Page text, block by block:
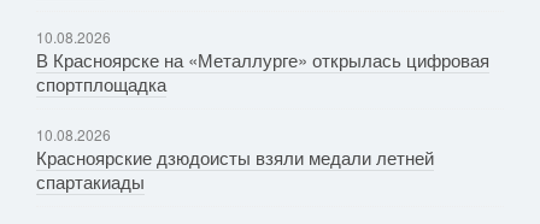
10.08.2026
В Красноярске на «Металлурге» открылась цифровая
спортплощадка
10.08.2026
Красноярские дзюдоисты взяли медали летней
спартакиады